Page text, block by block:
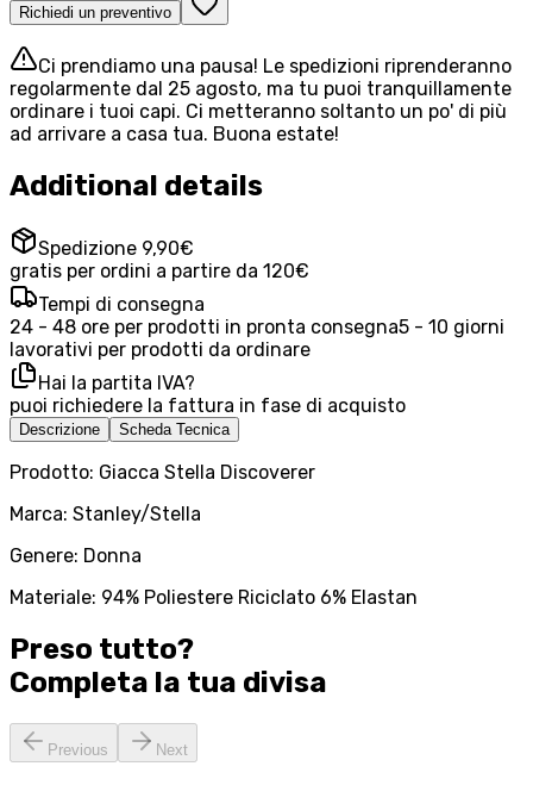
Richiedi un preventivo
Ci prendiamo una pausa! Le spedizioni riprenderanno
regolarmente dal 25 agosto, ma tu puoi tranquillamente
ordinare i tuoi capi. Ci metteranno soltanto un po' di più
ad arrivare a casa tua. Buona estate!
Additional details
Spedizione 9,90€
gratis per ordini a partire da 120€
Tempi di consegna
24 - 48 ore per prodotti in pronta consegna5 - 10 giorni
lavorativi per prodotti da ordinare
Hai la partita IVA?
puoi richiedere la fattura in fase di acquisto
Descrizione Scheda Tecnica
Prodotto: Giacca Stella Discoverer
Marca: Stanley/Stella
Genere: Donna
Materiale: 94% Poliestere Riciclato 6% Elastan
Preso tutto?
Completa la tua divisa
Previous Next